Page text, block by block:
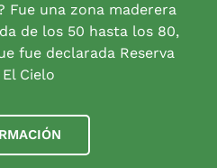
Fue una zona maderera
de los 50 hasta los 80,
fue declarada Reserva
Cielo